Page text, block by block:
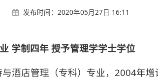
发布时间：2020年05月27日 16:11
学制四年 授予管理学学士学位
酒店管理（专科）专业，2004年